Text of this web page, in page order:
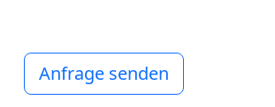
Anfrage senden